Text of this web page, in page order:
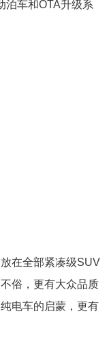
泊车和OTA升级系
在全部紧凑级SUV
俗，更有大众品质
电车的启蒙，更有